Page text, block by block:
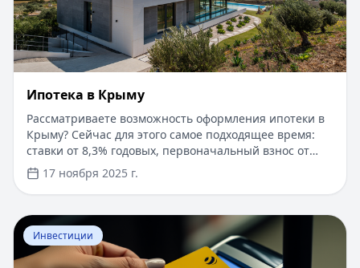
Ипотека в Крыму
Рассматриваете возможность оформления ипотеки в
Крыму? Сейчас для этого самое подходящее время:
ставки от 8,3% годовых, первоначальный взнос от
15%, срок рассмотрения заявки — от 1 дня. Доступны
программы господдержки с пониженной ставкой от
6%. Одобрение без подтверждения дохода справкой
2-НДФЛ, достаточно выписки по счету. Срок
кредитования — до 30 лет.
17 ноября 2025 г.
Перейти к статье: ​Как оформить кредитную карту
Инвестиции